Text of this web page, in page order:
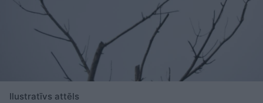
Ilustratīvs attēls